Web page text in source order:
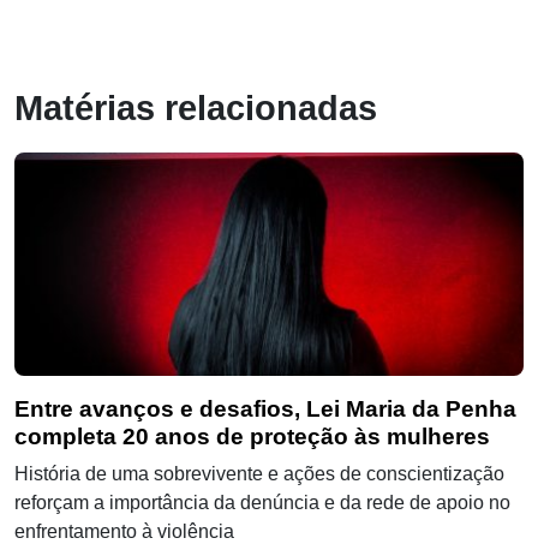
Matérias relacionadas
Entre avanços e desafios, Lei Maria da Penha
completa 20 anos de proteção às mulheres
História de uma sobrevivente e ações de conscientização
reforçam a importância da denúncia e da rede de apoio no
enfrentamento à violência